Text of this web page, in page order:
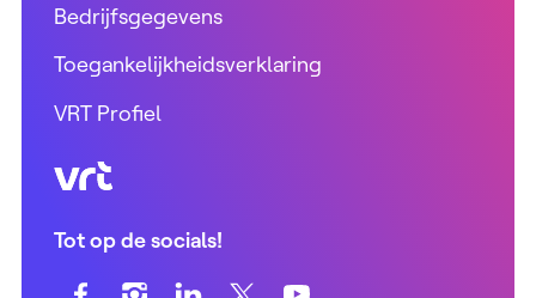
Bedrijfsgegevens
Toegankelijkheidsverklaring
VRT Profiel
VRT (home)
Tot op de socials!